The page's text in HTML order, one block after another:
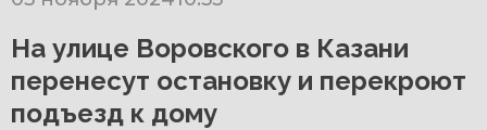
На улице Воровского в Казани
перенесут остановку и перекроют
подъезд к дому